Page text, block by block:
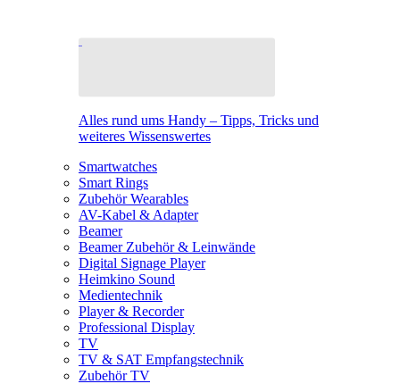
Alles rund ums Handy – Tipps, Tricks und
weiteres Wissenswertes
Smartwatches
Smart Rings
Zubehör Wearables
AV-Kabel & Adapter
Beamer
Beamer Zubehör & Leinwände
Digital Signage Player
Heimkino Sound
Medientechnik
Player & Recorder
Professional Display
TV
TV & SAT Empfangstechnik
Zubehör TV